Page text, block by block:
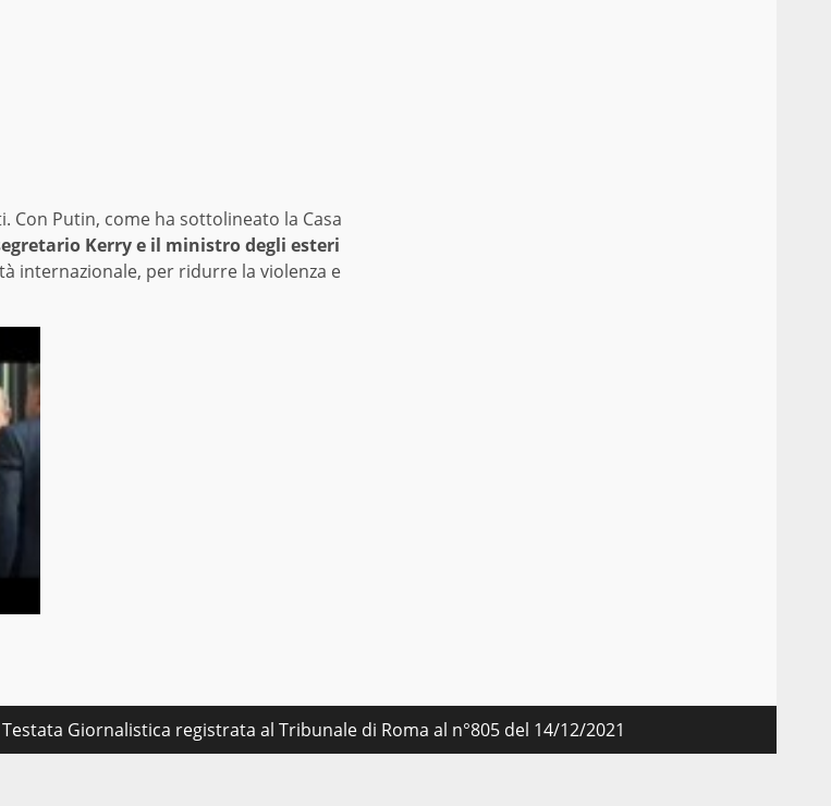
Con Putin, come ha sottolineato la Casa
Kerry e il ministro degli esteri
internazionale, per ridurre la violenza e
Giornalistica registrata al Tribunale di Roma al n°805 del 14/12/2021